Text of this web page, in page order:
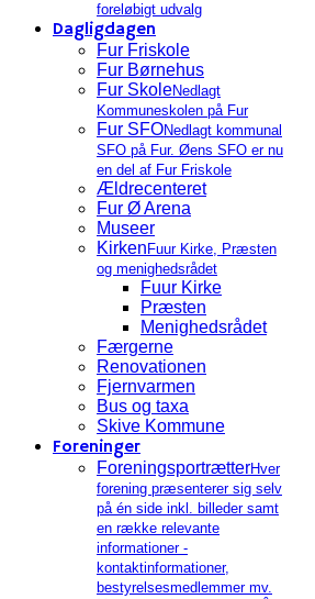
foreløbigt udvalg
Dagligdagen
Fur Friskole
Fur Børnehus
Fur SkoleNedlagt
Kommuneskolen på Fur
Fur SFONedlagt kommunal
SFO på Fur. Øens SFO er nu
en del af Fur Friskole
Ældrecenteret
Fur Ø Arena
Museer
Kirken Fuur Kirke, Præsten
og menighedsrådet
Fuur Kirke
Præsten
Menighedsrådet
Færgerne
Renovationen
Fjernvarmen
Bus og taxa
Skive Kommune
Foreninger
ForeningsportrætterHver
forening præsenterer sig selv
på én side inkl. billeder samt
en række relevante
informationer -
kontaktinformationer,
bestyrelsesmedlemmer mv.